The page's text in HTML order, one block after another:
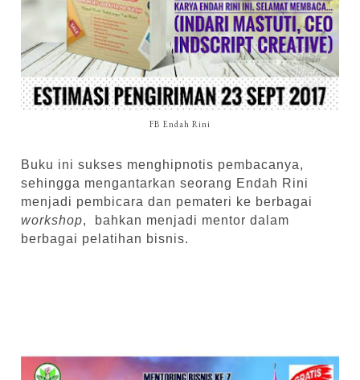
FB Endah Rini
Buku ini sukses menghipnotis pembacanya,
sehingga mengantarkan seorang Endah Rini
menjadi pembicara dan pemateri ke berbagai
workshop, bahkan menjadi mentor dalam
berbagai pelatihan bisnis.